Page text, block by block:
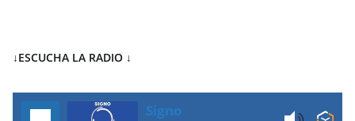
↓ESCUCHA LA RADIO ↓
Signo